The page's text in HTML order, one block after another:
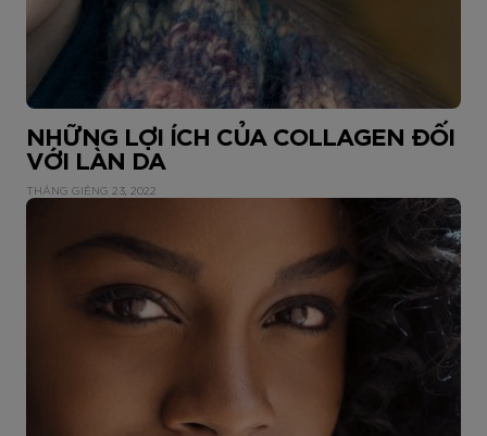
NHỮNG LỢI ÍCH CỦA COLLAGEN ĐỐI
VỚI LÀN DA
THÁNG GIÊNG 23, 2022